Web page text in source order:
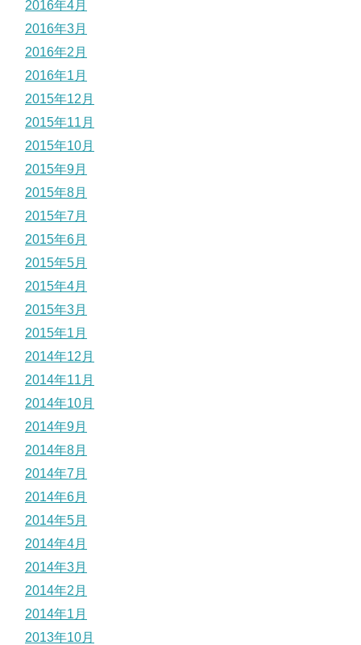
2016年4月
2016年3月
2016年2月
2016年1月
2015年12月
2015年11月
2015年10月
2015年9月
2015年8月
2015年7月
2015年6月
2015年5月
2015年4月
2015年3月
2015年1月
2014年12月
2014年11月
2014年10月
2014年9月
2014年8月
2014年7月
2014年6月
2014年5月
2014年4月
2014年3月
2014年2月
2014年1月
2013年10月